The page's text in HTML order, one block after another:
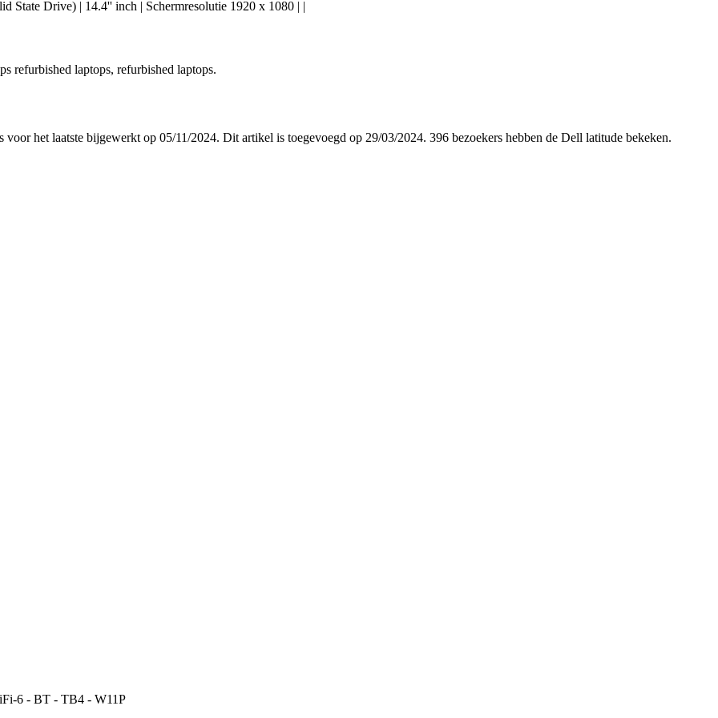
State Drive) | 14.4'' inch | Schermresolutie 1920 x 1080 | |
refurbished laptops, refurbished laptops.
voor het laatste bijgewerkt op 05/11/2024. Dit artikel is toegevoegd op 29/03/2024. 396 bezoekers hebben de Dell latitude bekeken.
6 - BT - TB4 - W11P